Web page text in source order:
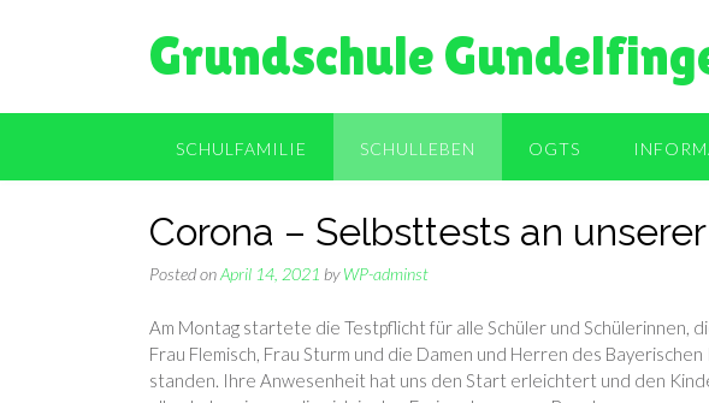
Grundschule
SCHULFAMILIE SCHULLEBEN OGTS
Corona – Selbsttests an
Posted onApril 14, 2021 byWP-adminst
Am Montag startete die Testpflicht für alle Schüler und Schülerinnen,
Frau Flemisch, Frau Sturm und die Damen und Herren des
standen. Ihre Anwesenheit hat uns den Start erleichtert und den